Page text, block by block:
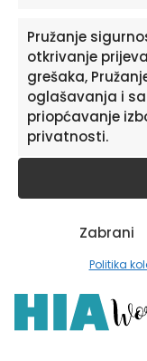
Pružanje
otkrivanje
grešaka,
oglašavanja i
priopćavanje
privatnosti.
Zabrani
Politika
Pretplatite
Želite primati
informacije o